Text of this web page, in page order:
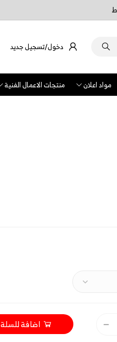
دخول/تسجيل جديد
مواد اعلان منتجات الاعمال الفنية
اضافة للسلة